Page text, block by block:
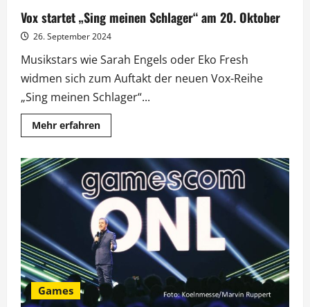
Vox startet „Sing meinen Schlager“ am 20. Oktober
26. September 2024
Musikstars wie Sarah Engels oder Eko Fresh
widmen sich zum Auftakt der neuen Vox-Reihe
„Sing meinen Schlager“...
Mehr erfahrenMehr
Informationen
„Sing
meinen
Schlager“
am
20.
Oktober
Games